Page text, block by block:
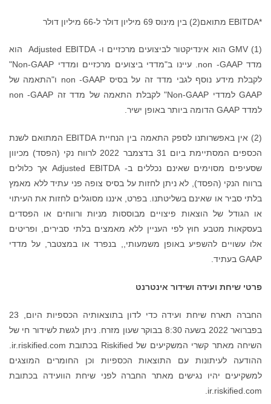
(1) GMV הוא אינדיקטור לביצועים מרכזיים ו- Adjusted EBITDA הוא
מדד non -GAAP. עיינו ב"מדדי ביצועים מרכזיים ומדדי Non-GAAP"
לקבלת מידע נוסף לגבי מדד זה על בסיס non -GAAP ו"התאמה של
GAAP למדדי Non-GAAP" לקבלת התאמה של מדד זה non -GAAP
(2) אין באפשרותנו לספק התאמה בין הנחיית EBITDA המתואם לשנת
הכספים המסתיימת ביום 31 בדצמבר 2022 לרווח נקי (הפסד) מכיוון
שסעיפים מסוימים שאינם נכללים ב- Adjusted EBITDA אך כלולים
על בסיס צופה פני עתיד ללא מאמץ
בפרט, איננו מסוגלים לחזות את העיתוי
מבוססות מניות ורווחים או הפסדים
ללא מאמצים בלתי סבירים, ופריטים
בנפרד או במצטבר, על מדדי
החברה תארח שיחת ועידה כדי לדון בתוצאותיה הכספיות היום, 23
2022 בשעה 8:30 בבוקר שעון מזרח. ניתן לגשת לשידור חי של
השיחה מאתר קשרי המשקיעים של Riskified בכתובת ir.riskified.com.
הכספיות וכן החומרים המוצגים
החברה לפני שיחת הוועידה בכתובת